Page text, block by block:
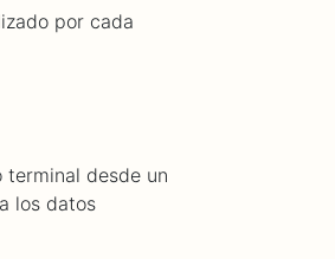
por cada
terminal desde un
los datos